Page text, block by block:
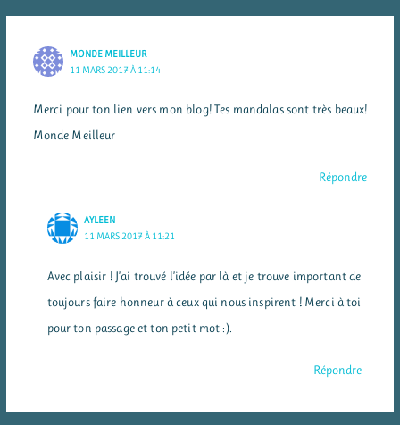
MONDE MEILLEUR
11 MARS 2017 À 11:14
Merci pour ton lien vers mon blog! Tes mandalas sont très beaux!
Monde Meilleur
Répondre
AYLEEN
11 MARS 2017 À 11:21
Avec plaisir ! J’ai trouvé l’idée par là et je trouve important de
toujours faire honneur à ceux qui nous inspirent ! Merci à toi
pour ton passage et ton petit mot :).
Répondre